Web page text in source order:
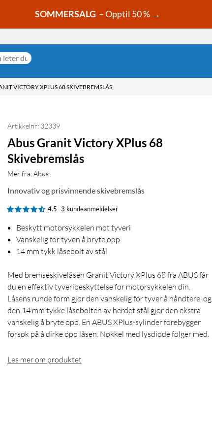
SOMMERSALG – Opptil 50 % →
VICTORY XPLUS 68 SKIVEBREMSLÅS
Artikkelnr: 32339
Abus Granit Victory XPlus 68
Skivebremslås
Mer fra:Abus
Innovativ og prisvinnende skivebremslås
4.5 3 kundeanmeldelser
Beskytt motorsykkelen mot tyveri
Vanskelig for tyven å bryte opp
14 mm tykk låsebolt av stål
Med bremseskivelåsen Granit Victory XPlus 68 fra ABUS får
du en effektiv tyveribeskyttelse for motorsykkelen din.
Låsens runde form gjør den vanskelig for tyver å håndtere, og
den 14 mm tykke låsebolten av herdet stål gjør den ekstra
vanskelig å bryte opp. En ABUS XPlus-sylinder forebygger
forsøk på å dirke opp låsen. Nøkkel med lysdiode følger med.
Les mer om produktet